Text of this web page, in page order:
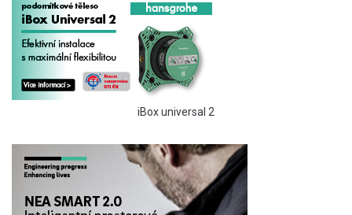
iBox universal 2